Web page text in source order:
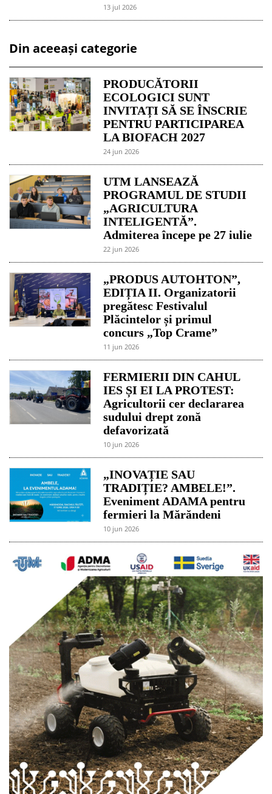
13 jul 2026
Din aceeași categorie
PRODUCĂTORII
ECOLOGICI SUNT
INVITAȚI SĂ SE ÎNSCRIE
PENTRU PARTICIPAREA
LA BIOFACH 2027
24 jun 2026
UTM LANSEAZĂ
PROGRAMUL DE STUDII
„AGRICULTURA
INTELIGENTĂ”.
Admiterea începe pe 27 iulie
22 jun 2026
„PRODUS AUTOHTON”,
EDIȚIA II. Organizatorii
pregătesc Festivalul
Plăcintelor și primul
concurs „Top Crame”
11 jun 2026
FERMIERII DIN CAHUL
IES ȘI EI LA PROTEST:
Agricultorii cer declararea
sudului drept zonă
defavorizată
10 jun 2026
„INOVAȚIE SAU
TRADIȚIE? AMBELE!”.
Eveniment ADAMA pentru
fermieri la Mărăndeni
10 jun 2026